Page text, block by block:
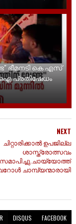
ഭീമനടി കെ എസ്
പ്രതിഷേധം
NEXT
ചിറ്റാരിക്കാൽ ഉപജില്ല
ശാസ്ത്രോത്സവം
സമാപിച്ചു.ചായ്യോത്ത്
ചാമ്പ്യന്മാരായി
DISQUS FACEBOOK